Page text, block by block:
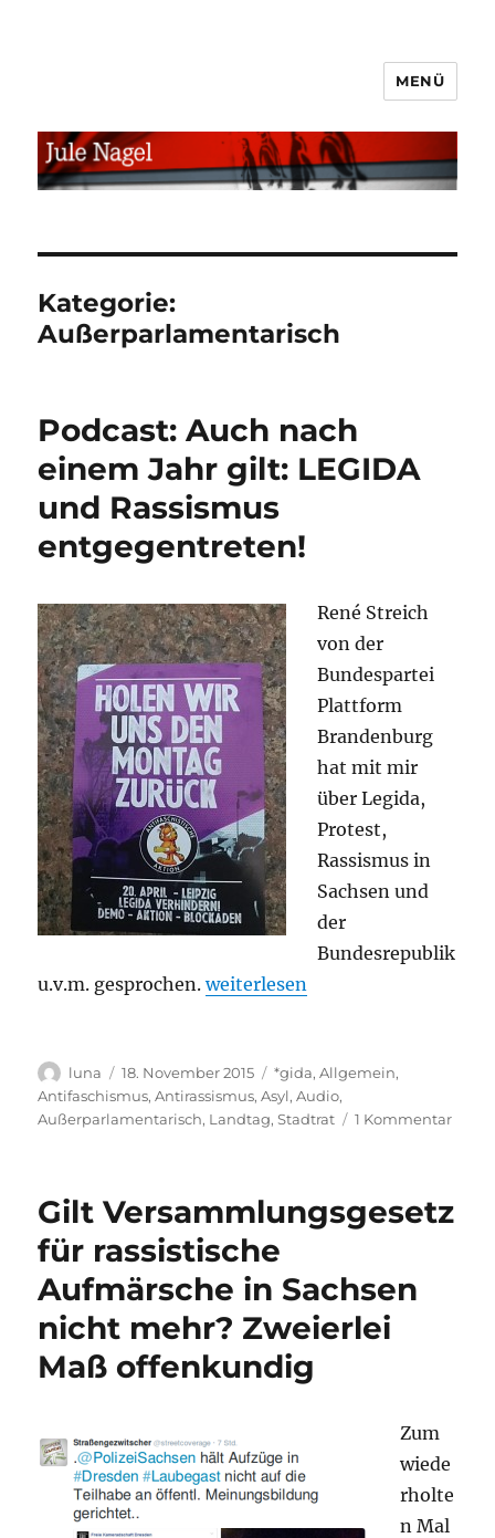
MENÜ
Kategorie:
Außerparlamentarisch
Podcast: Auch nach
einem Jahr gilt: LEGIDA
und Rassismus
entgegentreten!
René Streich
von der
Bundespartei
Plattform
Brandenburg
hat mit mir
über Legida,
Protest,
Rassismus in
Sachsen und
der
Bundesrepublik
u.v.m. gesprochen.„Podcast: Auch nach einem
weiterlesen
Autor
luna
Veröffentlicht
am
18. November 2015 Kategorien
*gida,Allgemein,
Antifaschismus,Antirassismus,Asyl,Audio,
Außerparlamentarisch, Landtag,Stadtrat 1 Kommentarzu
Gilt Versammlungsgesetz
für rassistische
Aufmärsche in Sachsen
nicht mehr? Zweierlei
Maß offenkundig
Zum
wiede
rholte
n Mal